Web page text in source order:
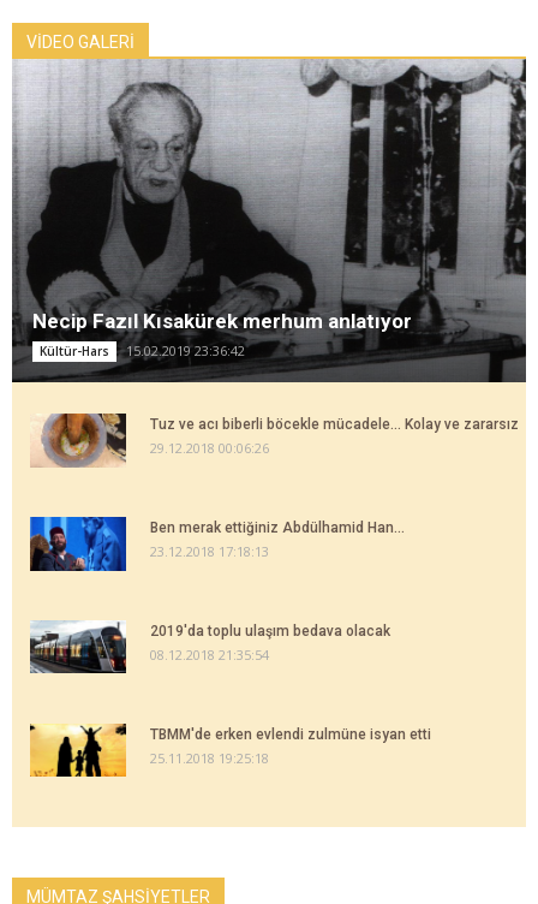
VİDEO GALERİ
Necip Fazıl Kısakürek merhum anlatıyor
Kültür-Hars 15.02.2019 23:36:42
Tuz ve acı biberli böcekle mücadele... Kolay ve zararsız
29.12.2018 00:06:26
Ben merak ettiğiniz Abdülhamid Han...
23.12.2018 17:18:13
2019'da toplu ulaşım bedava olacak
08.12.2018 21:35:54
TBMM'de erken evlendi zulmüne isyan etti
25.11.2018 19:25:18
MÜMTAZ ŞAHSİYETLER